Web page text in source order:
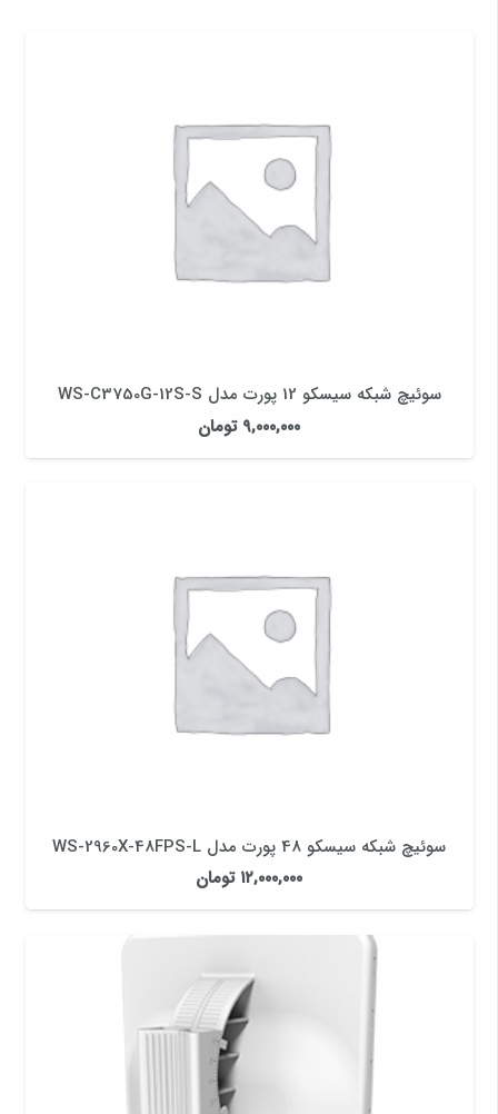
سوئیچ شبکه سیسکو 12 پورت مدل WS-C3750G-12S-S
۹,۰۰۰,۰۰۰ تومان
سوئیچ شبکه سیسکو 48 پورت مدل WS-2960X-48FPS-L
۱۲,۰۰۰,۰۰۰ تومان